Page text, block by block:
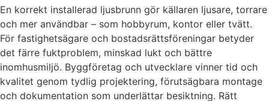
En korrekt installerad ljusbrunn gör källaren ljusare, torrare
och mer användbar – som hobbyrum, kontor eller tvätt.
För fastighetsägare och bostadsrättsföreningar betyder
det färre fuktproblem, minskad lukt och bättre
inomhusmiljö. Byggföretag och utvecklare vinner tid och
kvalitet genom tydlig projektering, förutsägbara montage
och dokumentation som underlättar besiktning. Rätt